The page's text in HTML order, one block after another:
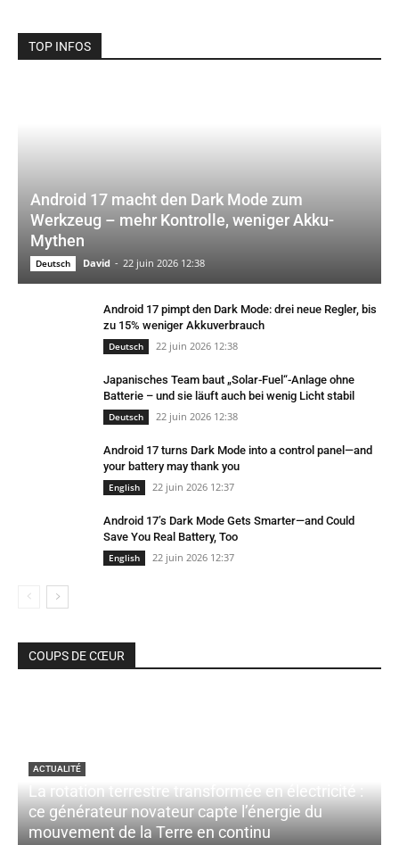
TOP INFOS
Android 17 macht den Dark Mode zum
Werkzeug – mehr Kontrolle, weniger Akku-
Mythen
Deutsch David - 22 juin 2026 12:38
Android 17 pimpt den Dark Mode: drei neue Regler, bis
zu 15% weniger Akkuverbrauch
Deutsch 22 juin 2026 12:38
Japanisches Team baut „Solar-Fuel“-Anlage ohne
Batterie – und sie läuft auch bei wenig Licht stabil
Deutsch 22 juin 2026 12:38
Android 17 turns Dark Mode into a control panel—and
your battery may thank you
English 22 juin 2026 12:37
Android 17’s Dark Mode Gets Smarter—and Could
Save You Real Battery, Too
English 22 juin 2026 12:37
COUPS DE CŒUR
ACTUALITÉ
La rotation terrestre transformée en électricité :
ce générateur novateur capte l’énergie du
mouvement de la Terre en continu